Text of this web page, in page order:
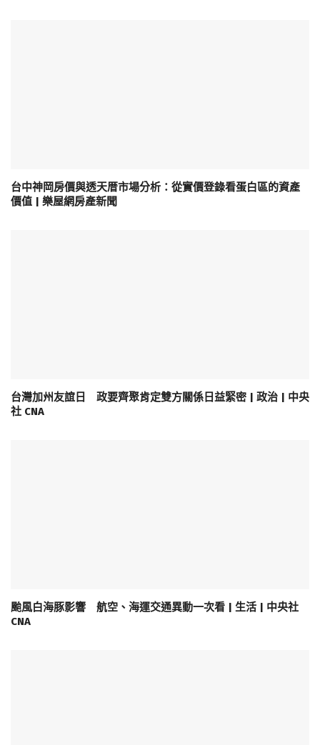
台中神岡房價與透天厝市場分析：從實價登錄看蛋白區的資產
價值 | 樂屋網房產新聞
台灣加州友誼日 政要齊聚肯定雙方關係日益緊密 | 政治 | 中央
社 CNA
颱風白海豚影響 航空、海運交通異動一次看 | 生活 | 中央社
CNA